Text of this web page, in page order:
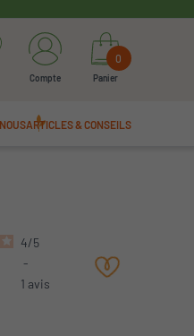
Compte
0
Panier
ARTICLES & CONSEILS
4/5
-
1 avis